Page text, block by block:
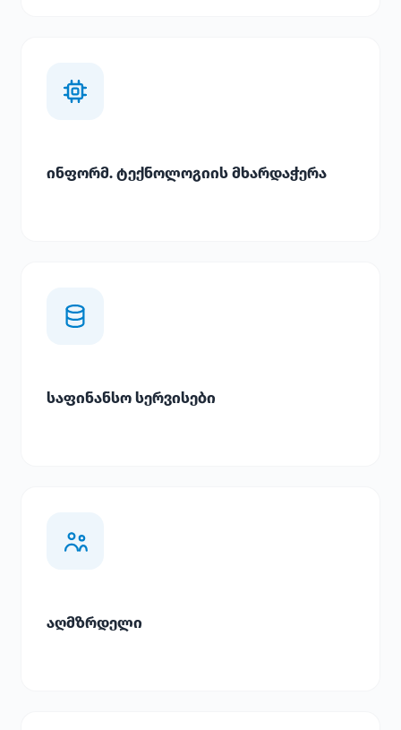
ინფორმ. ტექნოლოგიის მხარდაჭერა
საფინანსო სერვისები
აღმზრდელი